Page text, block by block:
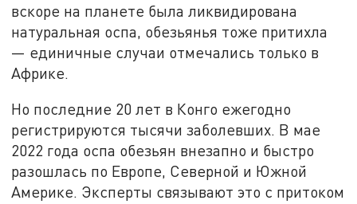
вскоре на планете была ликвидирована
натуральная оспа, обезьянья тоже притихла
— единичные случаи отмечались только в
Африке.
Но последние 20 лет в Конго ежегодно
регистрируются тысячи заболевших. В мае
2022 года оспа обезьян внезапно и быстро
разошлась по Европе, Северной и Южной
Америке. Эксперты связывают это с притоком